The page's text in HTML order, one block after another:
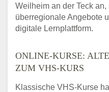
Weilheim an der Teck
überregionale Angebote
digitale Lernplattform.
ONLINE-KURSE:
ZUM VHS-KURS
Klassische VHS-Kurse